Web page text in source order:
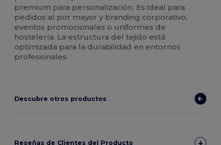
premium para personalización. Es ideal para
pedidos al por mayor y branding corporativo,
eventos promocionales o uniformes de
hostelería. La estructura del tejido está
optimizada para la durabilidad en entornos
profesionales.
Descubre otros productos
Reseñas de Clientes del Producto